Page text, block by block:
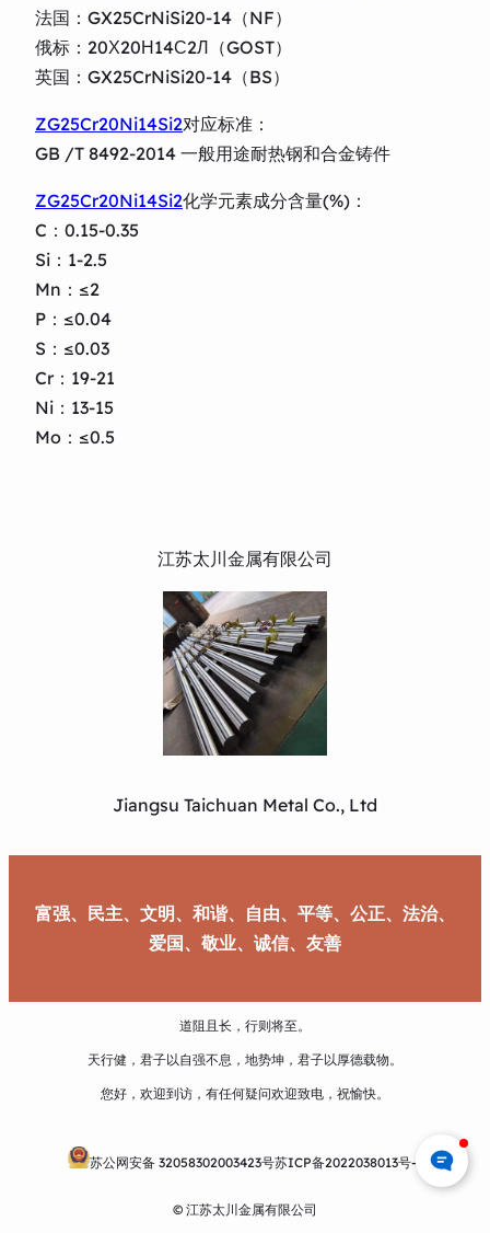
法国：GX25CrNiSi20-14（NF）
俄标：20Х20Н14С2Л（GOST）
英国：GX25CrNiSi20-14（BS）
ZG25Cr20Ni14Si2对应标准：
GB /T 8492-2014 一般用途耐热钢和合金铸件
ZG25Cr20Ni14Si2化学元素成分含量(%)：
C：0.15-0.35
Si：1-2.5
Mn：≤2
P：≤0.04
S：≤0.03
Cr：19-21
Ni：13-15
Mo：≤0.5
江苏太川金属有限公司
Jiangsu Taichuan Metal Co., Ltd
富强、民主、文明、和谐、自由、平等、公正、法治、
爱国、敬业、诚信、友善
道阻且长，行则将至。
天行健，君子以自强不息，地势坤，君子以厚德载物。
您好，欢迎到访，有任何疑问欢迎致电，祝愉快。
苏公网安备 32058302003423号苏ICP备2022038013号-1
© 江苏太川金属有限公司